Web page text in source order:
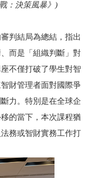
：決策風暴》)
判結局為總結，指出
而是「組織判斷」對
不僅打破了學生對智
財管理者面對國際爭
力。特別是在全球企
的當下，本次課程猶
務或智財實務工作打